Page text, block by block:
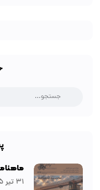
۳۱ تیر ۱۴۰۵